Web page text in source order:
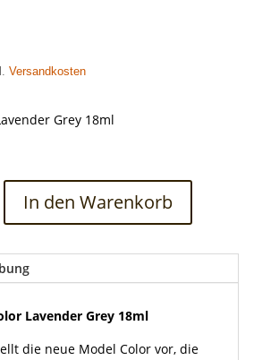
Versandkosten
Grey 18ml
In den Warenkorb
Lavender Grey 18ml
die neue Model Color vor, die